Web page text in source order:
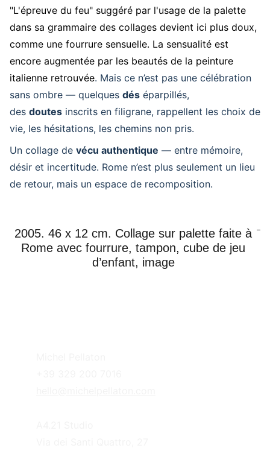
"L'épreuve du feu" suggéré par l'usage de la palette
dans sa grammaire des collages devient ici plus doux,
comme une fourrure sensuelle. La sensualité est
encore augmentée par les beautés de la peinture
italienne retrouvée. Mais ce n’est pas une célébration
sans ombre — quelques dés éparpillés,
des doutes inscrits en filigrane, rappellent les choix de
vie, les hésitations, les chemins non pris.
Un collage de vécu authentique — entre mémoire,
désir et incertitude. Rome n’est plus seulement un lieu
de retour, mais un espace de recomposition.
2005. 46 x 12 cm. Collage sur palette faite à
Rome avec fourrure, tampon, cube de jeu
d’enfant, image